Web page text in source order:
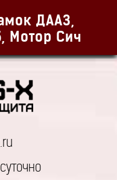
ДААЗ,
Мотор Сич